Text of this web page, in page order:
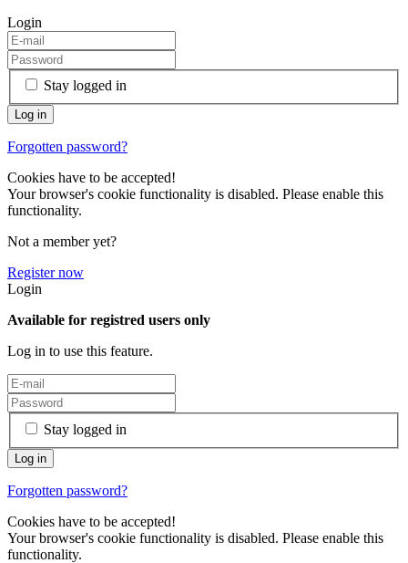
Login
Stay logged in
Forgotten password?
Cookies have to be accepted!
Your browser's cookie functionality is disabled. Please enable this
functionality.
Not a member yet?
Register now
Login
Available for registred users only
Log in to use this feature.
Stay logged in
Forgotten password?
Cookies have to be accepted!
Your browser's cookie functionality is disabled. Please enable this
functionality.